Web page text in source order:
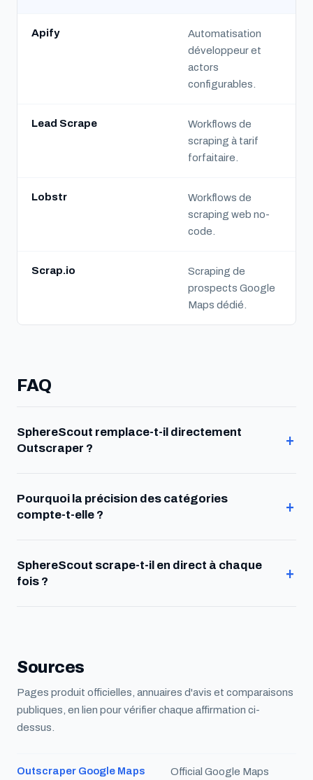
Apify
Automatisation
développeur et
actors
configurables.
Lead Scrape
Workflows de
scraping à tarif
forfaitaire.
Lobstr
Workflows de
scraping web no-
code.
Scrap.io
Scraping de
prospects Google
Maps dédié.
FAQ
SphereScout remplace-t-il directement
Outscraper ?
Pourquoi la précision des catégories
compte-t-elle ?
SphereScout scrape-t-il en direct à chaque
fois ?
Sources
Pages produit officielles, annuaires d'avis et comparaisons
publiques, en lien pour vérifier chaque affirmation ci-
dessus.
Outscraper Google Maps
Official Google Maps